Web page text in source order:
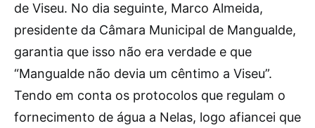
de Viseu. No dia seguinte, Marco Almeida,
presidente da Câmara Municipal de Mangualde,
garantia que isso não era verdade e que
“Mangualde não devia um cêntimo a Viseu”.
Tendo em conta os protocolos que regulam o
fornecimento de água a Nelas, logo afiancei que